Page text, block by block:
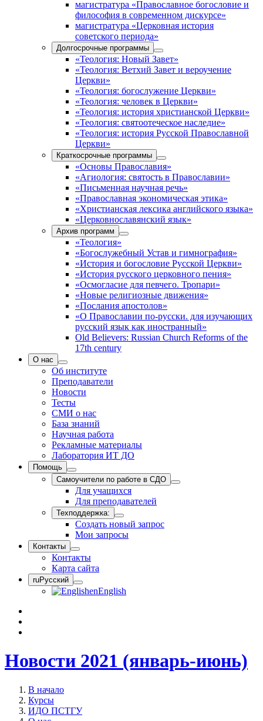
магистратура «Православное богословие и
философия в современном дискурсе»
магистратура «Церковная история
советского периода»
Долгосрочные программы
«Теология: Новый Завет»
«Теология: Ветхий Завет и вероучение
Церкви»
«Теология: богослужение Церкви»
«Теология: человек в Церкви»
«Теология: история христианской Церкви»
«Теология: святоотеческое наследие»
«Теология: история Русской Православной
Церкви»
Краткосрочные программы
«Основы Православия»
«Агиология: святость в Православии»
«Письменная научная речь»
«Православная экономическая этика»
«Христианская лексика английского языка»
«Церковнославянский язык»
Архив программ
«Теология»
«Богослужебный Устав и гимнография»
«История и богословие Русской Церкви»
«История русского церковного пения»
«Осмогласие для певчего. Тропари»
«Новые религиозные движения»
«Послания апостолов»
«О Православии по-русски. для изучающих
русский язык как иностранный»
Old Believers: Russian Church Reforms of the
17th century
О нас
Об институте
Преподаватели
Новости
Тесты
СМИ о нас
База знаний
Научная работа
Рекламные материалы
Лаборатория ИТ ДО
Помощь
Самоучители по работе в СДО
Для учащихся
Для преподавателей
Техподдержка:
Создать новый запрос
Мои запросы
Контакты
Контакты
Карта сайта
ruРусский
enEnglish
Новости 2021 (январь-июнь)
В начало
Курсы
ИДО ПСТГУ